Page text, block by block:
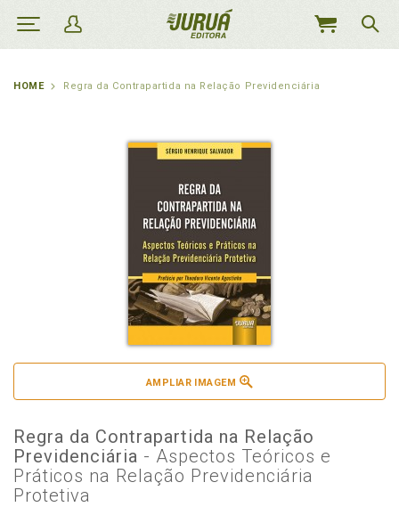
MEU
HOME Regra da Contrapartida na Relação Previdenciária
AMPLIAR IMAGEM
Regra da Contrapartida na Relação
Previdenciária - Aspectos Teóricos e
Práticos na Relação Previdenciária
Protetiva